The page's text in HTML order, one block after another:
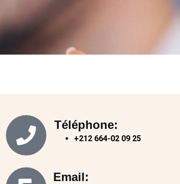
Téléphone:
+212 664-02 09 25​
Email: